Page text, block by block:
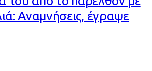
Αναμνήσεις, έγραψε